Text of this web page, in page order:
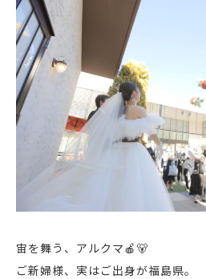
宙を舞う、アルクマ🍎🐻
ご新婦様、実はご出身が福島県。